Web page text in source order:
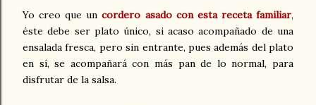
Yo creo que uncordero asado con esta receta familiar,
éste debe ser plato único, si acaso acompañado de una
ensalada fresca, pero sin entrante, pues además del plato
en sí, se acompañará con más pan de lo normal, para
disfrutar de la salsa.